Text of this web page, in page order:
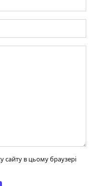
сайту в цьому браузері